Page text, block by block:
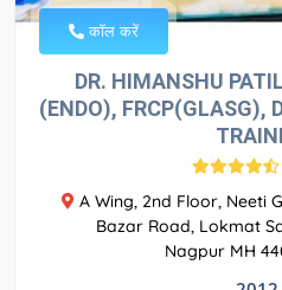
कॉल करें
DR. HIMANSHU
(ENDO), FRCP(GLASG),
A Wing, 2nd Floor, Neeti
Bazar Road, Lokmat
Nagpur MH